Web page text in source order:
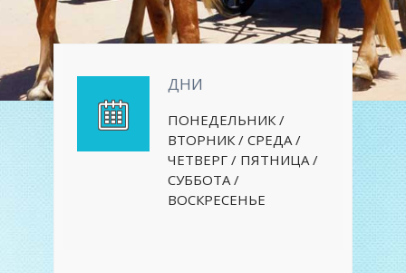
ДНИ
ПОНЕДЕЛЬНИК /
ВТОРНИК / СРЕДА /
ЧЕТВЕРГ / ПЯТНИЦА /
СУББОТА /
ВОСКРЕСЕНЬЕ